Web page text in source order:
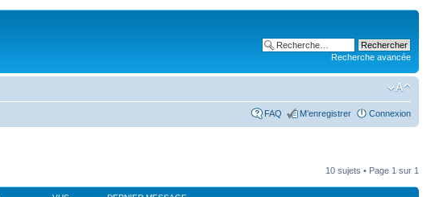
Recherche avancée
FAQ M’enregistrer Connexion
10 sujets • Page 1 sur 1